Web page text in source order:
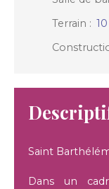
Terrain :
Saint
Dans un